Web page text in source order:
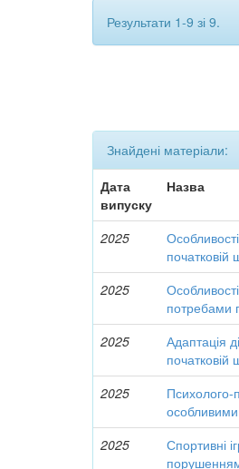
Результати 1-9 зі 9.
Знайдені матеріали:
Дата
випуску
Назва
2025
початковій
2025
потребами
2025
Адаптація
початковій
2025
Психолого-
2025
Спортивні